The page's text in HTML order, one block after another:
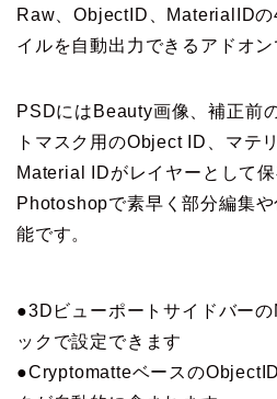
Raw、ObjectID、MaterialID
イルを自動出力できるアドオン
PSDにはBeauty画像、補正前
トマスク用のObject ID、マテ
Material IDがレイヤーとして保
Photoshopで素早く部分編集
能です。
●3Dビューポートサイドバー
ックで設定できます
●Cryptomatteベースの